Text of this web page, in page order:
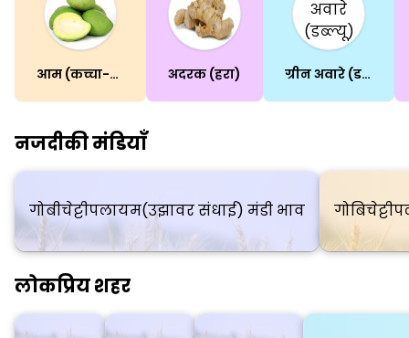
आम (कच्चा-पका) अदरक (हरा) ग्रीन अवारे (डब्ल्यू)
नजदीकी मंडियाँ
गोबीचेट्टीपलायम(उझावर संधाई) मंडी भाव
लोकप्रिय शहर